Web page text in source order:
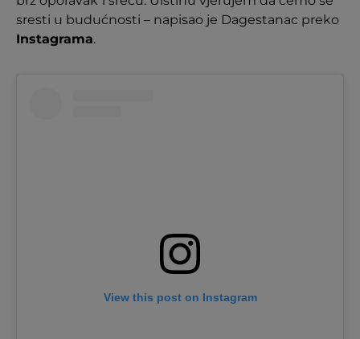
sresti u budućnosti – napisao je Dagestanac preko
Instagrama.
View this post on Instagram